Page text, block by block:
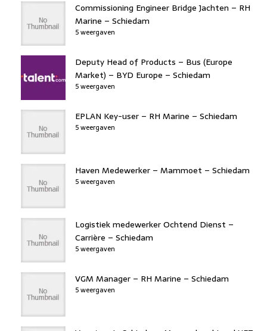
Commissioning Engineer Bridge Jachten – RH
Marine – Schiedam
5 weergaven
Deputy Head of Products – Bus (Europe
Market) – BYD Europe – Schiedam
5 weergaven
EPLAN Key-user – RH Marine – Schiedam
5 weergaven
Haven Medewerker – Mammoet – Schiedam
5 weergaven
Logistiek medewerker Ochtend Dienst –
Carrière – Schiedam
5 weergaven
VGM Manager – RH Marine – Schiedam
5 weergaven